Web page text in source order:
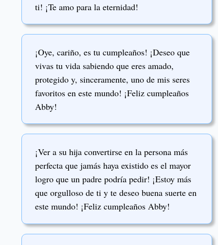
ti! ¡Te amo para la eternidad!
¡Oye, cariño, es tu cumpleaños! ¡Deseo que
vivas tu vida sabiendo que eres amado,
protegido y, sinceramente, uno de mis seres
favoritos en este mundo! ¡Feliz cumpleaños
Abby!
¡Ver a su hija convertirse en la persona más
perfecta que jamás haya existido es el mayor
logro que un padre podría pedir! ¡Estoy más
que orgulloso de ti y te deseo buena suerte en
este mundo! ¡Feliz cumpleaños Abby!